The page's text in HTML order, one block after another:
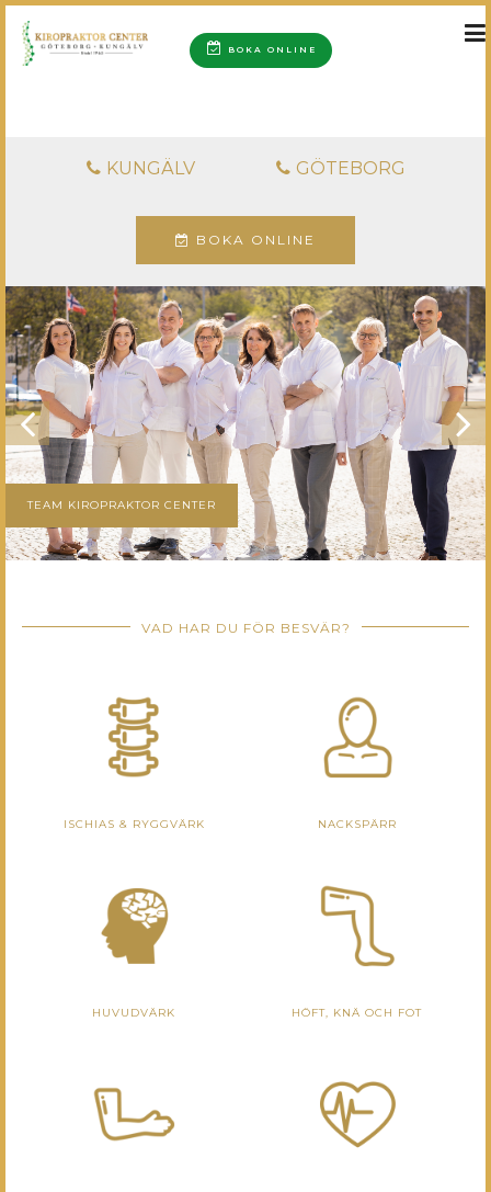
BOKA ONLINE
KUNGÄLV GÖTEBORG
BOKA ONLINE
TEAM KIROPRAKTOR CENTER
VAD HAR DU FÖR BESVÄR?
ISCHIAS & RYGGVÄRK NACKSPÄRR
HUVUDVÄRK HÖFT, KNÄ OCH FOT